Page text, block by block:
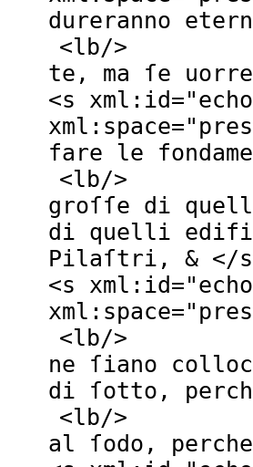
dureranno
<lb/>
te, ma ſe
<s xml:id="
xml:space="
fare le
<lb/>
groſſe di
di quelli
Pilaſtri, & </s
<s xml:id="
xml:space="
<lb/>
ne ſiano
di ſotto,
<lb/>
al ſodo,